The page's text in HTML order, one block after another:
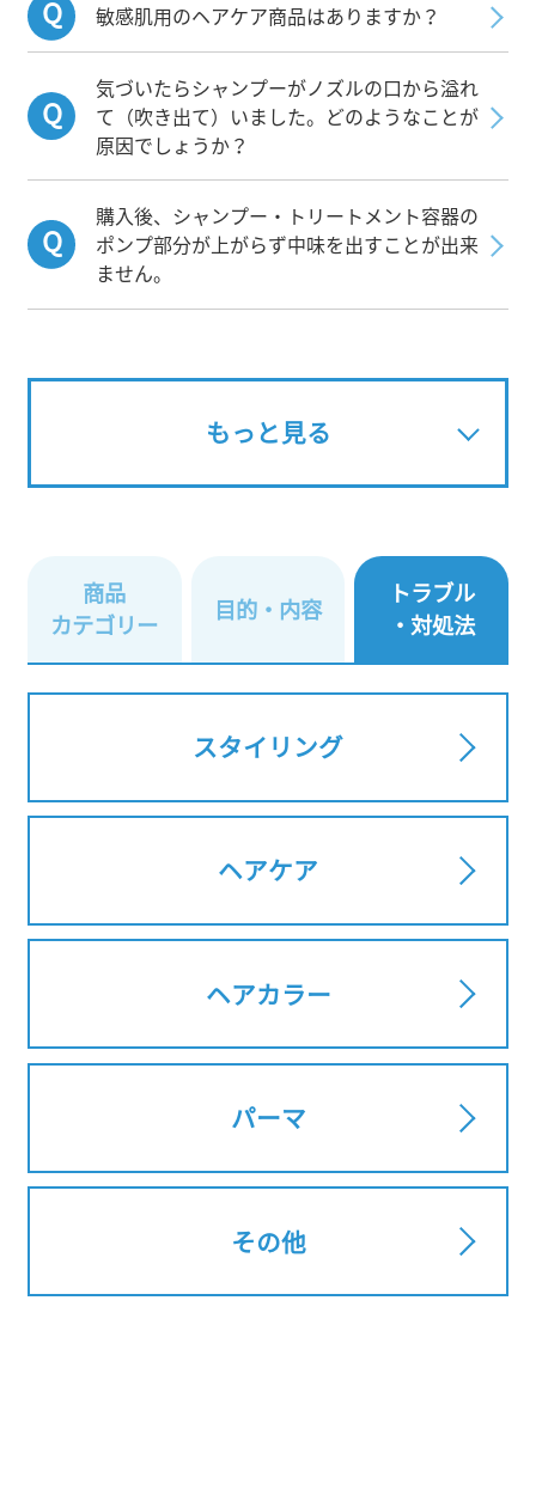
敏感肌用のヘアケア商品はありますか？
気づいたらシャンプーがノズルの口から溢れ
て（吹き出て）いました。どのようなことが
原因でしょうか？
購入後、シャンプー・トリートメント容器の
ポンプ部分が上がらず中味を出すことが出来
ません。
もっと見る
商品
カテゴリー
目的・内容
トラブル
・対処法
スタイリング
ヘアケア
ヘアカラー
パーマ
その他